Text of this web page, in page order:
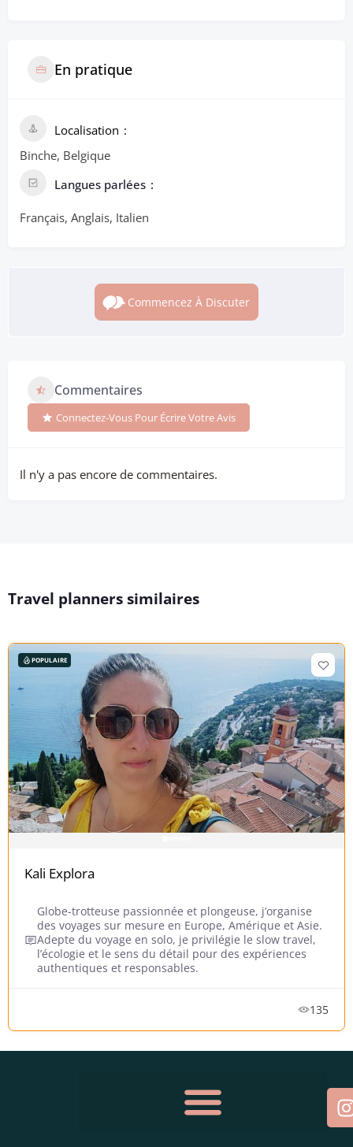
En pratique
Localisation
Binche, Belgique
Langues parlées
Français, Anglais, Italien
Commencez À Discuter
Commentaires
Connectez-Vous Pour Écrire Votre Avis
Il n'y a pas encore de commentaires.
Travel planners similaires
POPULAIRE
Kali Explora
Globe-trotteuse passionnée et plongeuse, j’organise
des voyages sur mesure en Europe, Amérique et Asie.
Adepte du voyage en solo, je privilégie le slow travel,
l’écologie et le sens du détail pour des expériences
authentiques et responsables.
135